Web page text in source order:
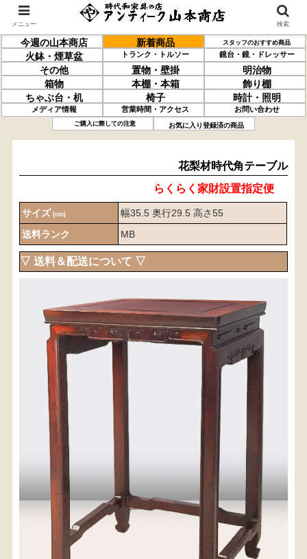
今週の山本商店 新着商品 スタッフのおすすめ商品
火鉢・煙草盆 トランク・トルソー 鏡台・鏡・ドレッサー
その他 置物・壁掛
明治物
箱物
本棚・本箱
飾り棚
ちゃぶ台・机
椅子 時計・照明
メディア情報 営業時間・アクセス お問い合わせ
ご購入に際しての注意 お気に入り登録済の商品
花梨材時代角テーブル
花梨材時代角テーブル
らくらく家財設置指定便
サイズ (cm)
幅35.5 奥行29.5 高さ55
送料ランク
MB
▽ 送料＆配送について ▽
〈送料について〉
・商品代金に送料は含まれておりません。
・送料は、商品のサイズ・発送先地域によって異なり
ます。
・ご購入手続きを進める途中で「宅急便」を選択いた
だくと、自動的に送料が加算されます。
・配送についての詳細は、
【送料を確認する】
お届け先、送料ランクを選択する事で送料が表
示されます。
お届け先
メニュー 検索